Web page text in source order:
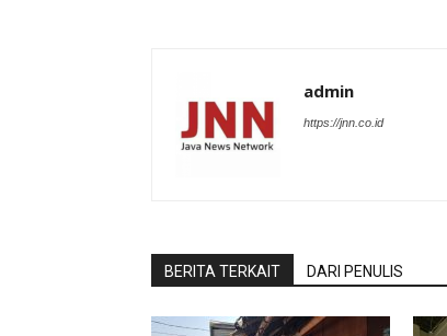
admin
https://jnn.co.id
BERITA TERKAIT DARI PENULIS